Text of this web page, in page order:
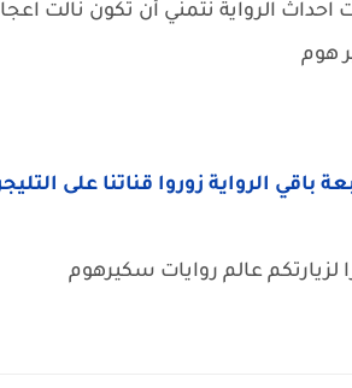
احداث الرواية نتمني أن تكون نالت
هوم
باقي الرواية زوروا قناتنا على
لزيارتكم عالم روايات سكيرهوم